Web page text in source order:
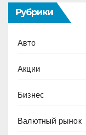
Рубрики
Авто
Акции
Бизнес
Валютный рынок